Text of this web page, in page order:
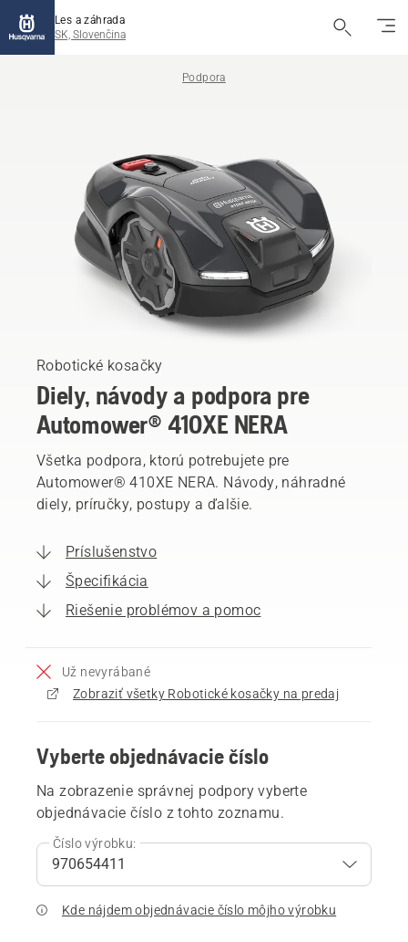
Les a záhrada
SK, Slovenčina
Podpora
Robotické kosačky
Diely, návody a podpora pre
Automower® 410XE NERA
Všetka podpora, ktorú potrebujete pre
Automower® 410XE NERA. Návody, náhradné
diely, príručky, postupy a ďalšie.
Príslušenstvo
Špecifikácia
Riešenie problémov a pomoc
Už nevyrábané
Zobraziť všetky Robotické kosačky na predaj
Vyberte objednávacie číslo
Na zobrazenie správnej podpory vyberte
objednávacie číslo z tohto zoznamu.
Číslo výrobku:
Kde nájdem objednávacie číslo môjho výrobku